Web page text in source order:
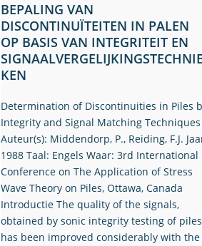
BEPALING VAN
DISCONTINUÏTEITEN IN PALEN
OP BASIS VAN INTEGRITEIT EN
SIGNAALVERGELIJKINGSTECHNIE
KEN
Determination of Discontinuities in Piles
Integrity and Signal Matching Techniques
Auteur(s): Middendorp, P., Reiding, F.J.
1988 Taal: Engels Waar: 3rd International
Conference on The Application of Stress
Wave Theory on Piles, Ottawa, Canada
Introductie The quality of the signals,
obtained by sonic integrity testing of piles
has been improved considerably with the